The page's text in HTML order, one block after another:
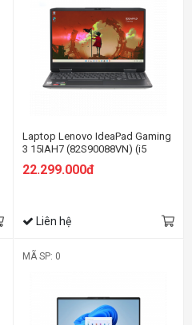
Laptop Lenovo IdeaPad Gaming
3 15IAH7 (82S90088VN) (i5
SSD/15.6 FHD/RTX 3050Ti
22.299.000đ
Liên hệ
MÃ SP: 0